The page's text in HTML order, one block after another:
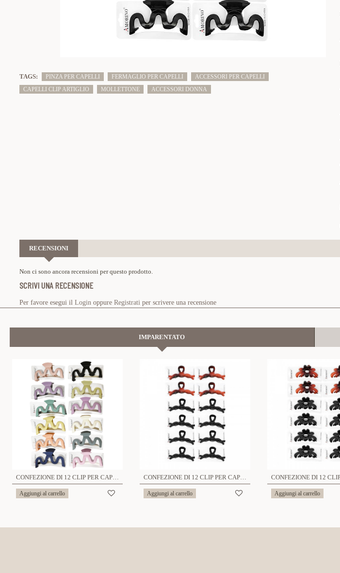
TAGS: PINZA PER CAPELLI FERMAGLIO PER CAPELLI
ACCESSORI PER CAPELLI
CAPELLI CLIP ARTIGLIO
MOLLETTONE ACCESSORI DONNA
RECENSIONI
Non ci sono ancora recensioni per questo prodotto.
SCRIVI UNA RECENSIONE
Per favore esegui il Login oppure Registrati per scrivere una recensione
IMPARENTATO
CONFEZIONE DI 12 CLIP PER CAPELLI GRANDE SMERIGLIATO - YY24128A869
Aggiungi al carrello
CONFEZIONE DI 12 CLIP PER CAPELLI - YN2288D448
Aggiungi al carrello Aggiungi al carrello